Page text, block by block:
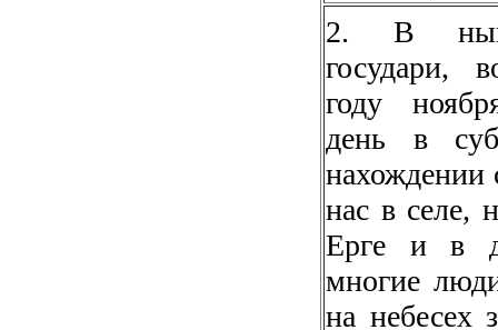
2. В
государи,
году
день в
нахождении
нас в селе,
Ерге и в
многие
на небесех